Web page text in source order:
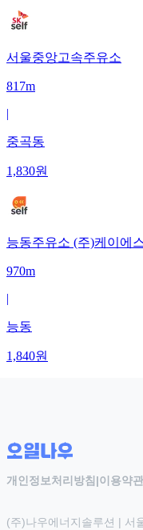
서울중앙고속주유소
817m
|
중곡동
1,830원
능동주유소 (주)케이에
970m
|
능동
1,840원
개인정보처리방침 |이용약관
(주)나우에너지솔루션 | 서